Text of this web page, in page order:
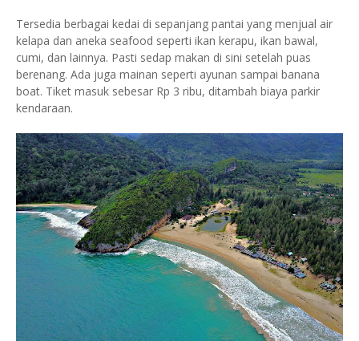
Tersedia berbagai kedai di sepanjang pantai yang menjual air
kelapa dan aneka seafood seperti ikan kerapu, ikan bawal,
cumi, dan lainnya. Pasti sedap makan di sini setelah puas
berenang. Ada juga mainan seperti ayunan sampai banana
boat. Tiket masuk sebesar Rp 3 ribu, ditambah biaya parkir
kendaraan.